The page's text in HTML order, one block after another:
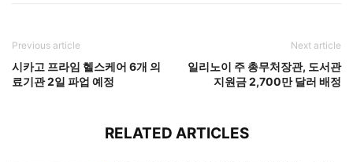
Previous article
시카고 프라임 헬스케어 6개 의
료기관 2일 파업 예정
Next article
일리노이 주 총무처장관, 도서관
지원금 2,700만 달러 배정
RELATED ARTICLES